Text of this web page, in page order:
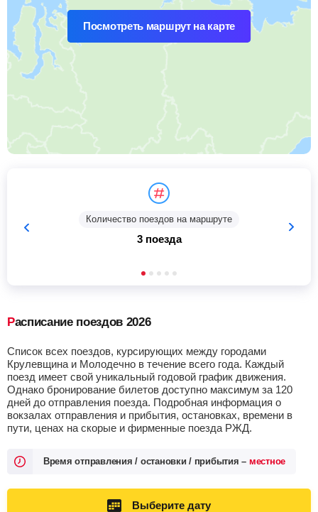
Посмотреть маршрут на карте
Количество поездов на маршруте
3 поезда
Расписание поездов 2026
Список всех поездов, курсирующих между городами
Крулевщина и Молодечно в течение всего года. Каждый
поезд имеет свой уникальный годовой график движения.
Однако бронирование билетов доступно максимум за 120
дней до отправления поезда. Подробная информация о
вокзалах отправления и прибытия, остановках, времени в
пути, ценах на скорые и фирменные поезда РЖД.
Время отправления / остановки / прибытия – местное
Выберите дату